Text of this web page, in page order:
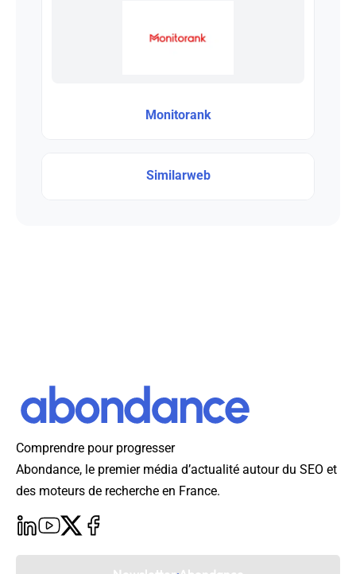
Monitorank
Similarweb
Comprendre pour progresser
Abondance, le premier média d’actualité autour du SEO et
des moteurs de recherche en France.